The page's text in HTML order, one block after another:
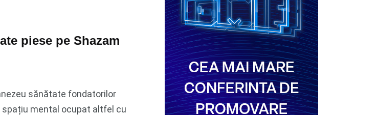
piese pe Shazam
sănătate fondatorilor
mental ocupat altfel cu